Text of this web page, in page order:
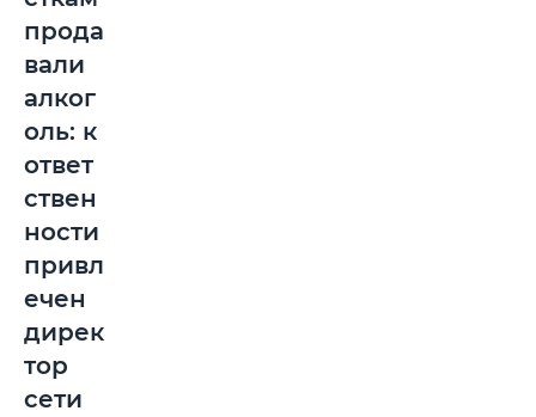
прода
вали
алког
оль: к
ответ
ствен
ности
привл
ечен
дирек
тор
сети